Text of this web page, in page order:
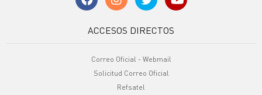
ACCESOS DIRECTOS
Correo Oficial - Webmail
Solicitud Correo Oficial
Refsatel